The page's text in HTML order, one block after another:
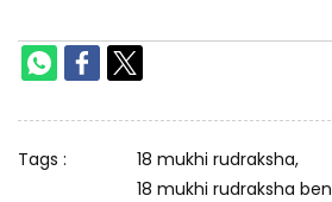
Tags :
18 mukhi rudraksha,
18 mukhi rudraksha